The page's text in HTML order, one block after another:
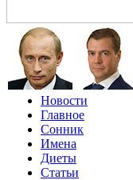
Новости
Главное
Сонник
Имена
Диеты
Статьи